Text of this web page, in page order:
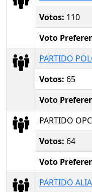
Votos: 110
Voto
PARTIDO
Votos: 65
Voto
PARTIDO
Votos: 64
Voto
PARTIDO